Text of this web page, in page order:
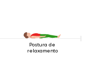
Postura de
relaxamento